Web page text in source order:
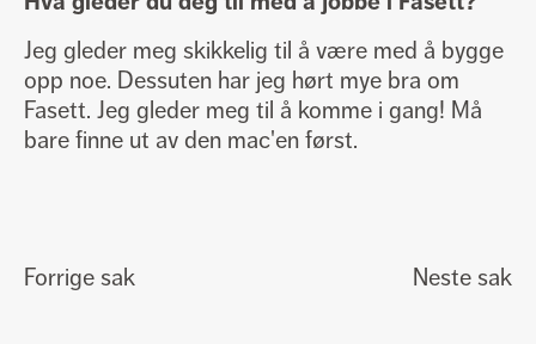
Jeg gleder meg skikkelig til å være med å bygge
opp noe. Dessuten har jeg hørt mye bra om
Fasett. Jeg gleder meg til å komme i gang! Må
bare finne ut av den mac'en først.
Forrige sak Neste sak